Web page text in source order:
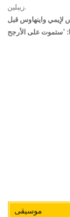
زيبلين.
لإيمي واينهاوس قبل
موسيقى